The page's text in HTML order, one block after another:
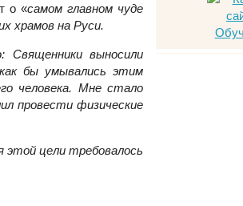
о «самом главном чуде
храмов на Руси.
Священники выносили
бы умывались этим
человека. Мне стало
провести физические
цели требовалось